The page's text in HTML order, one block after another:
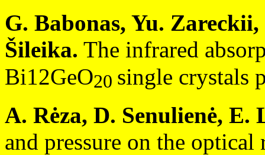
G. Babonas, Yu.
Šileika. The infrared
Bi12GeO20 single crystals
A. Rėza, D. Senulienė, E.
and pressure on the